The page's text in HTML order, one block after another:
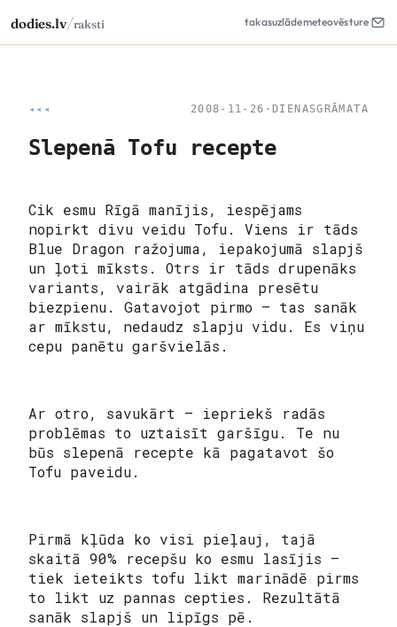
dodies.lv/raksti takasuzlādemeteovēsture
◂◂◂ 2008-11-26 · DIENASGRĀMATA
Slepenā Tofu recepte
Cik esmu Rīgā manījis, iespējams
nopirkt divu veidu Tofu. Viens ir tāds
Blue Dragon ražojuma, iepakojumā slapjš
un ļoti mīksts. Otrs ir tāds drupenāks
variants, vairāk atgādina presētu
biezpienu. Gatavojot pirmo – tas sanāk
ar mīkstu, nedaudz slapju vidu. Es viņu
cepu panētu garšvielās.
Ar otro, savukārt – iepriekš radās
problēmas to uztaisīt garšīgu. Te nu
būs slepenā recepte kā pagatavot šo
Tofu paveidu.
Pirmā kļūda ko visi pieļauj, tajā
skaitā 90% recepšu ko esmu lasījis –
tiek ieteikts tofu likt marinādē pirms
to likt uz pannas cepties. Rezultātā
sanāk slapjš un lipīgs pē.